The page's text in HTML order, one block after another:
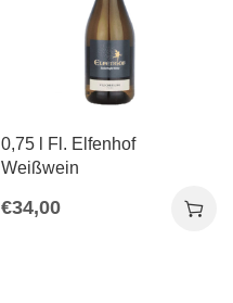
0,75 l Fl. Elfenhof
Weißwein
€34,00